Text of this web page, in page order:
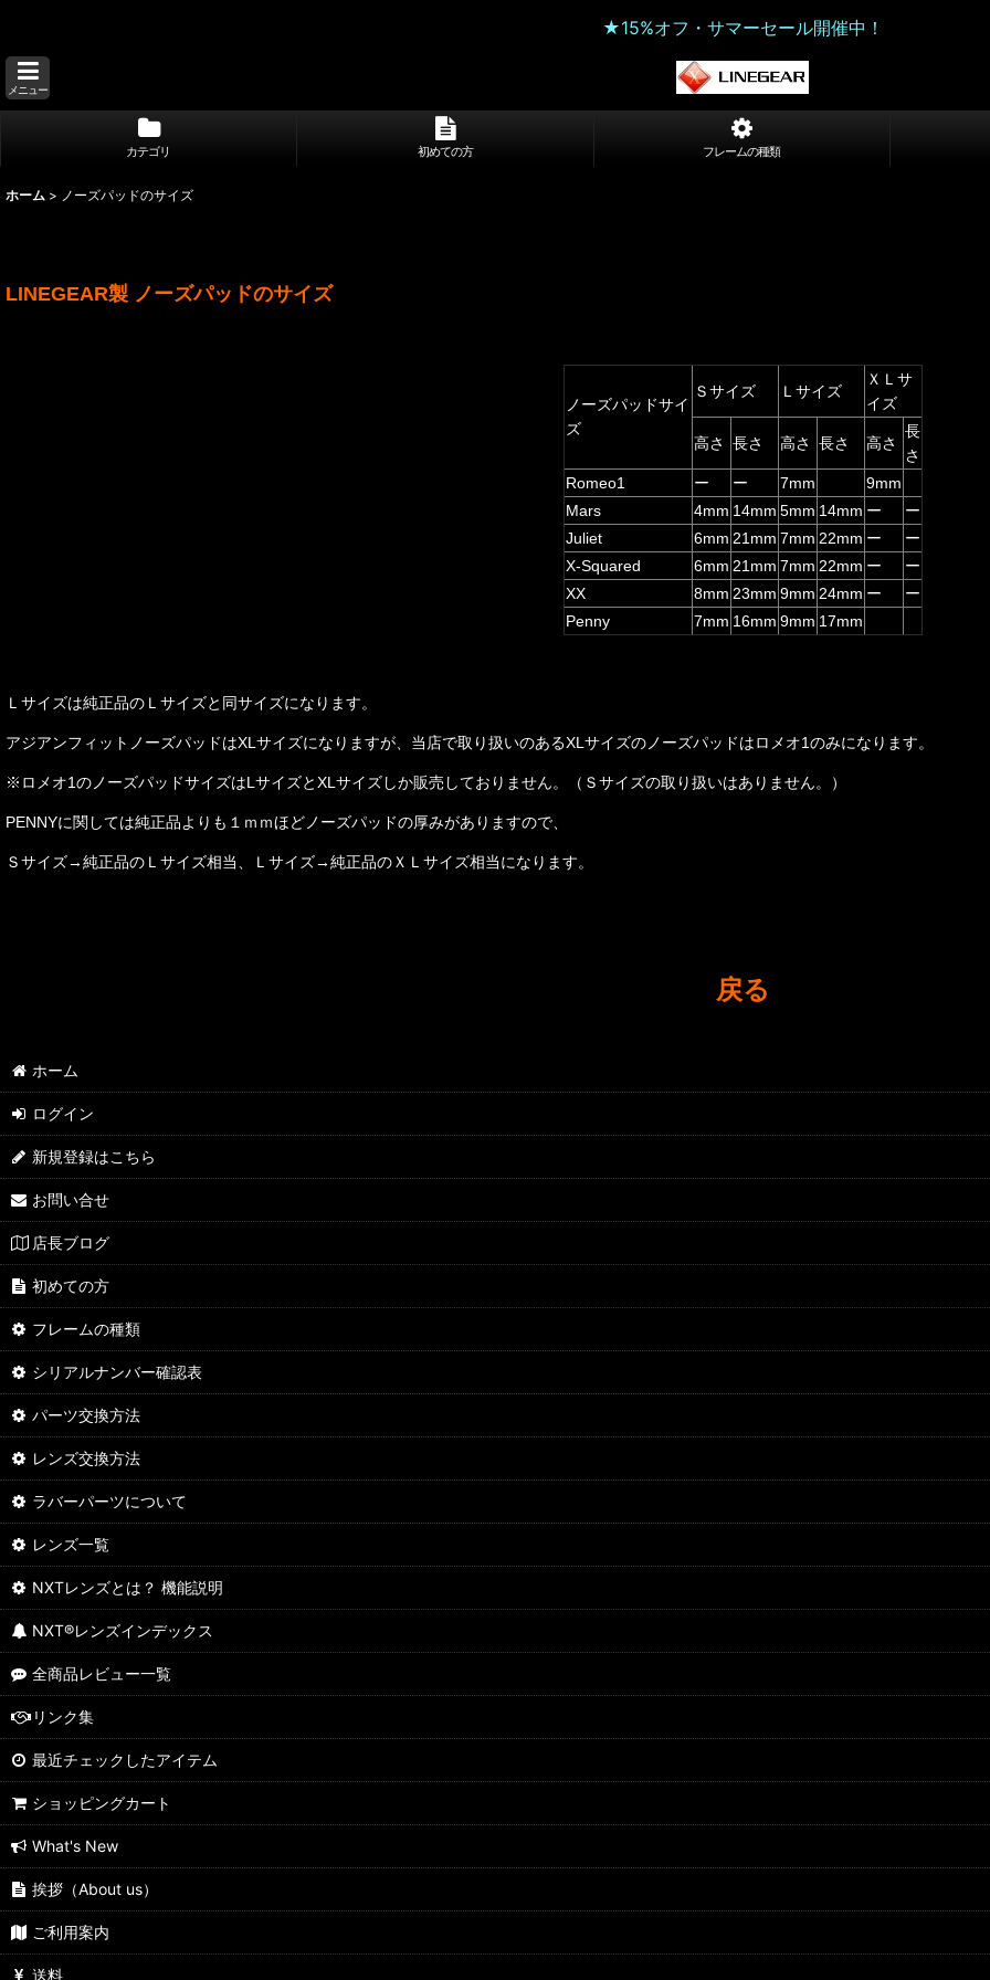
★15%オフ・サマーセール開催中！
メニュー
カテゴリ 初めての方 フレームの種類
ホーム > ノーズパッドのサイズ
LINEGEAR製 ノーズパッドのサイズ
ノーズパッドサイ
ズ
Ｓサイズ Ｌサイズ
ＸＬサ
イズ
高さ 長さ 高さ 長さ 高さ
長
さ
Romeo1 ー ー 7mm
9mm
Mars
4mm 14mm 5mm 14mm ー ー
Juliet 6mm 21mm 7mm 22mm ー ー
X-Squared 6mm 21mm 7mm 22mm ー ー
XX 8mm 23mm 9mm 24mm ー ー
Penny 7mm 16mm 9mm 17mm
Ｌサイズは純正品のＬサイズと同サイズになります。
アジアンフィットノーズパッドはXLサイズになりますが、当店で取り扱いのあるXLサイズのノーズパッドはロメオ1のみになります。
※ロメオ1のノーズパッドサイズはLサイズとXLサイズしか販売しておりません。（Ｓサイズの取り扱いはありません。）
PENNYに関しては純正品よりも１ｍｍほどノーズパッドの厚みがありますので、
Ｓサイズ→純正品のＬサイズ相当、 Ｌサイズ→純正品のＸＬサイズ相当になります。
戻る
ホーム
ログイン
新規登録はこちら
お問い合せ
店長ブログ
初めての方
フレームの種類
シリアルナンバー確認表
パーツ交換方法
レンズ交換方法
ラバーパーツについて
レンズ一覧
NXTレンズとは？ 機能説明
NXT®レンズインデックス
全商品レビュー一覧
リンク集
最近チェックしたアイテム
ショッピングカート
What's New
挨拶（About us）
ご利用案内
送料